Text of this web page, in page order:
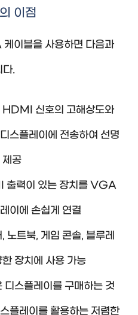
이점
이블을 사용하면 다음과
다.
HDMI 신호의 고해상도와
스플레이에 전송하여 선명
제공
출력이 있는 장치를 VGA
이에 손쉽게 연결
노트북, 게임 콘솔, 블루레
장치에 사용 가능
디스플레이를 구매하는 것
플레이를 활용하는 저렴한